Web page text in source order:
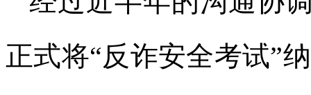
正式将“反诈安全考试”